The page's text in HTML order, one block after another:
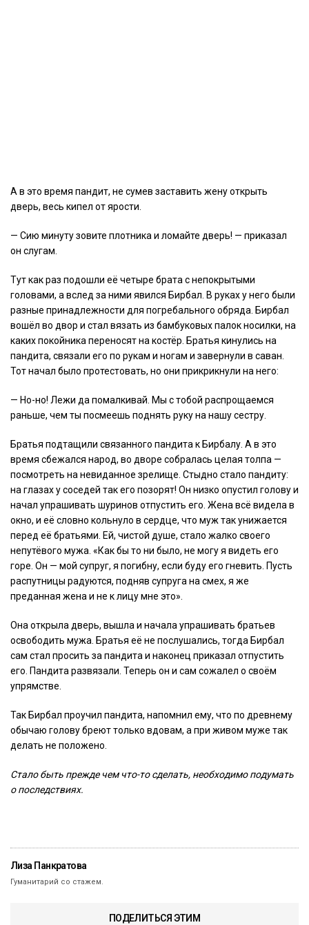
А в это время пандит, не сумев заставить жену открыть
дверь, весь кипел от ярости.
— Сию минуту зовите плотника и ломайте дверь! — приказал
он слугам.
Тут как раз подошли её четыре брата с непокрытыми
головами, а вслед за ними явился Бирбал. В руках у него были
разные принадлежности для погребального обряда. Бирбал
вошёл во двор и стал вязать из бамбуковых палок носилки, на
каких покойника переносят на костёр. Братья кинулись на
пандита, связали его по рукам и ногам и завернули в саван.
Тот начал было протестовать, но они прикрикнули на него:
— Но-но! Лежи да помалкивай. Мы с тобой распрощаемся
раньше, чем ты посмеешь поднять руку на нашу сестру.
Братья подтащили связанного пандита к Бирбалу. А в это
время сбежался народ, во дворе собралась целая толпа —
посмотреть на невиданное зрелище. Стыдно стало пандиту:
на глазах у соседей так его позорят! Он низко опустил голову и
начал упрашивать шуринов отпустить его. Жена всё видела в
окно, и её словно кольнуло в сердце, что муж так унижается
перед её братьями. Ей, чистой душе, стало жалко своего
непутёвого мужа. «Как бы то ни было, не могу я видеть его
горе. Он — мой супруг, я погибну, если буду его гневить. Пусть
распутницы радуются, подняв супруга на смех, я же
преданная жена и не к лицу мне это».
Она открыла дверь, вышла и начала упрашивать братьев
освободить мужа. Братья её не послушались, тогда Бирбал
сам стал просить за пандита и наконец приказал отпустить
его. Пандита развязали. Теперь он и сам сожалел о своём
упрямстве.
Так Бирбал проучил пандита, напомнил ему, что по древнему
обычаю голову бреют только вдовам, а при живом муже так
делать не положено.
Стало быть прежде чем что-то сделать, необходимо подумать
о последствиях.
Лиза Панкратова
Гуманитарий со стажем.
ПОДЕЛИТЬСЯ ЭТИМ